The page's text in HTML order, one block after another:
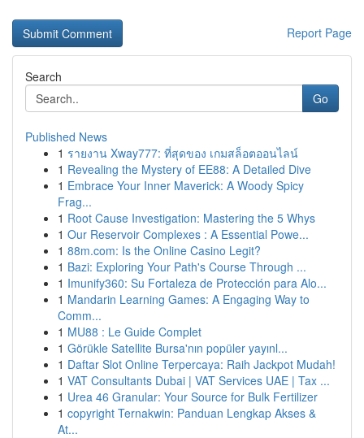
Report Page
Search
Go
Published News
1 รายงาน Xway777: ที่สุดของ เกมสล็อตออนไลน์
1 Revealing the Mystery of EE88: A Detailed Dive
1 Embrace Your Inner Maverick: A Woody Spicy
Frag...
1 Root Cause Investigation: Mastering the 5 Whys
1 Our Reservoir Complexes : A Essential Powe...
1 88m.com: Is the Online Casino Legit?
1 Bazi: Exploring Your Path's Course Through ...
1 Imunify360: Su Fortaleza de Protección para Alo...
1 Mandarin Learning Games: A Engaging Way to
Comm...
1 MU88 : Le Guide Complet
1 Görükle Satellite Bursa'nın popüler yayınl...
1 Daftar Slot Online Terpercaya: Raih Jackpot Mudah!
1 VAT Consultants Dubai | VAT Services UAE | Tax ...
1 Urea 46 Granular: Your Source for Bulk Fertilizer
1 copyright Ternakwin: Panduan Lengkap Akses &
At...